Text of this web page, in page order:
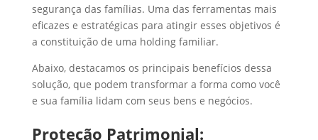
segurança das famílias. Uma das ferramentas mais
eficazes e estratégicas para atingir esses objetivos é
a constituição de uma holding familiar.
Abaixo, destacamos os principais benefícios dessa
solução, que podem transformar a forma como você
e sua família lidam com seus bens e negócios.
Proteção Patrimonial: